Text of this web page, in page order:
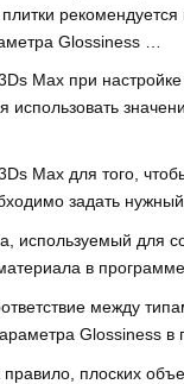
рекомендуется
Glossiness …
Max при
использовать
Max для того,
задать
используемый для
в
между
Glossiness в
правило, плоских